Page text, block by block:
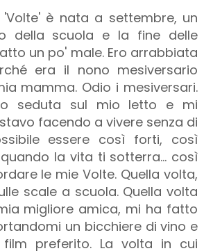
è nata a settembre, un
della scuola e la fine delle
un po' male. Ero arrabbiata
era il nono mesiversario
mamma. Odio i mesiversari.
seduta sul mio letto e mi
facendo a vivere senza di
essere così forti, così
la vita ti sotterra... così
le mie Volte. Quella volta,
scale a scuola. Quella volta
migliore amica, mi ha fatto
un bicchiere di vino e
preferito. La volta in cui